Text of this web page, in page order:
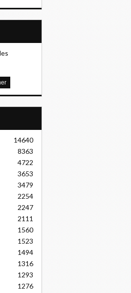
14640
8363
4722
3653
3479
2254
2247
2111
1560
1523
1494
1316
1293
1276